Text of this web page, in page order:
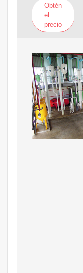
Obtén
el
precio